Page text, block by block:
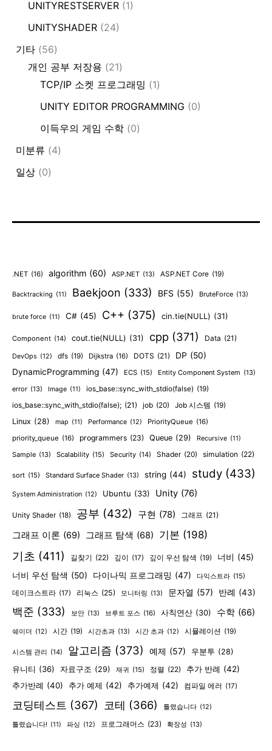
UNITYRESTSERVER (1)
UNITYSHADER (24)
기타 (56)
개인 공부 저장용 (21)
TCP/IP 소켓 프로그래밍 (1)
UNITY EDITOR PROGRAMMING (0)
이득우의 게임 수학 (0)
미분류 (4)
일상 (0)
.NET (16) algorithm (60) ASP.NET (13) ASP.NET Core (19)
Backtracking (11) Baekjoon (333) BFS (55) BruteForce (13)
brute force (11) C# (45) C++ (375) cin.tie(NULL) (31)
Component (14) cout.tie(NULL) (31) cpp (371) Data (21)
DevOps (12) dfs (19) Dijkstra (16) DOTS (21) DP (50)
DynamicProgramming (47) ECS (15) Entity Component System (13)
error (13) Image (11) ios_base::sync_with_stdio(false) (19)
ios_base::sync_with_stdio(false); (21) job (20) Job 시스템 (19)
Linux (28) map (11) Performance (12) PriorityQueue (16)
priority_queue (16) programmers (23) Queue (29) Recursive (11)
Sample (13) Scalability (15) Security (14) Shader (20) simulation (22)
sort (15) Standard Surface Shader (13) string (44) study (433)
System Administration (12) Ubuntu (33) Unity (76)
Unity Shader (18) 공부 (432) 구현 (78) 그래프 (21)
그래프 이론 (69) 그래프 탐색 (68) 기본 (198)
기초 (411) 길찾기 (22) 깊이 (17) 깊이 우선 탐색 (19) 너비 (45)
너비 우선 탐색 (50) 다이나믹 프로그래밍 (47) 다익스트라 (15)
데이크스트라 (17) 리눅스 (25) 모니터링 (13) 문자열 (57) 반례 (43)
백준 (333) 보안 (13) 브루트 포스 (16) 사칙연산 (30) 수학 (66)
쉐이더 (12) 시간 (19) 시간초과 (13) 시간 초과 (12) 시뮬레이션 (19)
시스템 관리 (14) 알고리즘 (373) 예제 (57) 우분투 (28)
유니티 (36) 자료구조 (29) 재귀 (15) 정렬 (22) 추가 반례 (42)
추가반례 (40) 추가 예제 (42) 추가예제 (42) 컴파일 에러 (17)
코딩테스트 (367) 코테 (366) 틀렸습니다 (12)
틀렸습니다! (11) 파싱 (12) 프로그래머스 (23) 확장성 (13)